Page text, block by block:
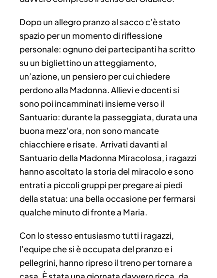
Dopo un allegro pranzo al sacco c’è stato
spazio per un momento di riflessione
personale: ognuno dei partecipanti ha scritto
su un bigliettino un atteggiamento,
un’azione, un pensiero per cui chiedere
perdono alla Madonna. Allievi e docenti si
sono poi incamminati insieme verso il
Santuario: durante la passeggiata, durata una
buona mezz’ora, non sono mancate
chiacchiere e risate. Arrivati davanti al
Santuario della Madonna Miracolosa, i ragazzi
hanno ascoltato la storia del miracolo e sono
entrati a piccoli gruppi per pregare ai piedi
della statua: una bella occasione per fermarsi
qualche minuto di fronte a Maria.
Con lo stesso entusiasmo tutti i ragazzi,
l’equipe che si è occupata del pranzo e i
pellegrini, hanno ripreso il treno per tornare a